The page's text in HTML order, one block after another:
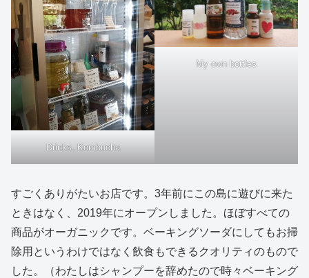
Drinks, Kombucha
My own bottles
すごくありがたいお店です。3年前にこの島に遊びに来た
ときはなく、2019年にオープンしました。ほぼすべての
商品がオーガニックです。ベーキングソーダにしてもお掃
除用というわけではなく飲食もできるクオリティのもので
した。（わたしはシャンプーを辞めたので時々ベーキング